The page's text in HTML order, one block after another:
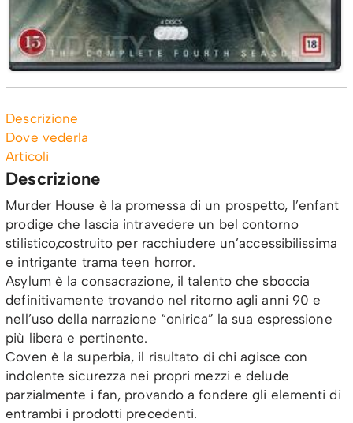
Descrizione
Dove vederla
Articoli
Descrizione
Murder House è la promessa di un prospetto, l’enfant
prodige che lascia intravedere un bel contorno
stilistico,costruito per racchiudere un’accessibilissima
e intrigante trama teen horror.
Asylum è la consacrazione, il talento che sboccia
definitivamente trovando nel ritorno agli anni 90 e
nell’uso della narrazione “onirica” la sua espressione
più libera e pertinente.
Coven è la superbia, il risultato di chi agisce con
indolente sicurezza nei propri mezzi e delude
parzialmente i fan, provando a fondere gli elementi di
entrambi i prodotti precedenti.